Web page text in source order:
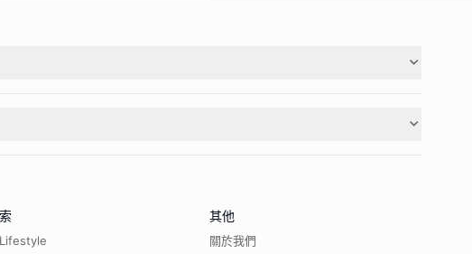
其他
關於我們